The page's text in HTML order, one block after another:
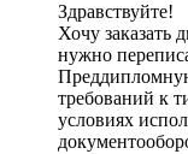
Здравствуйте!
Хочу заказать
нужно
требований к
условиях